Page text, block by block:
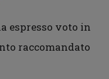
espresso voto in
raccomandato